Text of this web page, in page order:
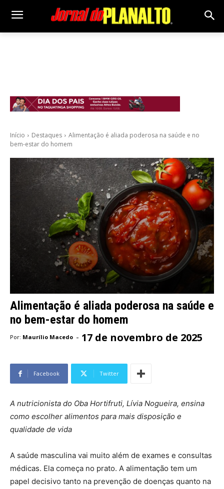
Início Destaques
Alimentação é aliada poderosa na saúde e no
bem-estar do homem
Alimentação é aliada poderosa na saúde e
no bem-estar do homem
Por: Maurílio Macedo - 17 de novembro de 2025
Facebook Twitter
A nutricionista do Oba Hortifruti, Lívia Nogueira, ensina
como escolher alimentos para mais disposição e
qualidade de vida
A saúde masculina vai muito além de exames e consultas
médicas. Ela começa no prato. A alimentação tem um
papel decisivo tanto na prevenção de doenças quanto na